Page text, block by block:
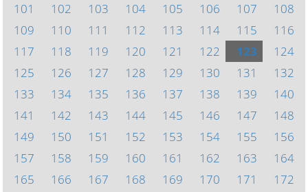
101
102 103 104 105 106 107
108
109
110 111 112 113 114 115
116
117
118 119 120 121 122 123
124
125
126 127 128 129 130 131
132
133
134 135 136 137 138 139
140
141
142 143 144 145 146 147
148
149
150 151 152 153 154 155
156
157
158 159 160 161 162 163
164
165
166 167 168 169 170 171
172